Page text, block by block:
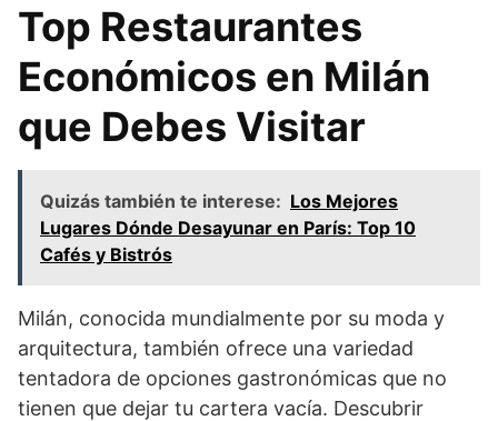
Top Restaurantes
Económicos en Milán
que Debes Visitar
Quizás también te interese: Los Mejores
Lugares Dónde Desayunar en París: Top 10
Cafés y Bistrós
Milán, conocida mundialmente por su moda y
arquitectura, también ofrece una variedad
tentadora de opciones gastronómicas que no
tienen que dejar tu cartera vacía. Descubrir